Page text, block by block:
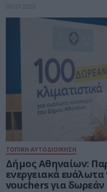
30.07.2026
ΤΟΠΙΚΗ ΑΥΤΟΔΙΟΙΚΗΣΗ
Δήμος Αθηναίων:
ενεργειακά ευάλωτα
vouchers για δωρεάν